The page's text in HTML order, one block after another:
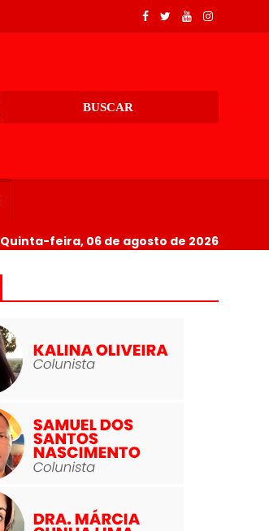
BUSCAR
Quinta-feira, 06 de agosto de 2026